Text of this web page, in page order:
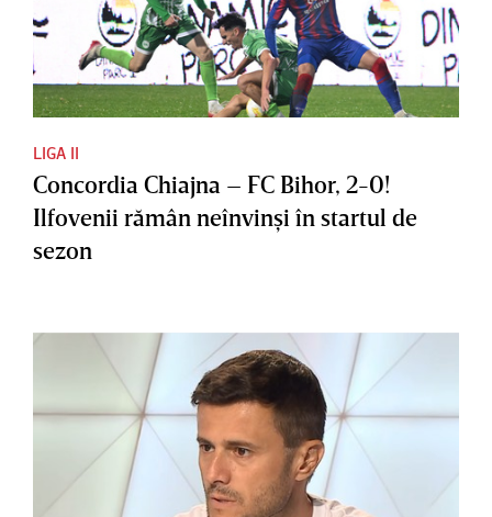
LIGA II
Concordia Chiajna – FC Bihor, 2-0!
Ilfovenii rămân neînvinşi în startul de
sezon